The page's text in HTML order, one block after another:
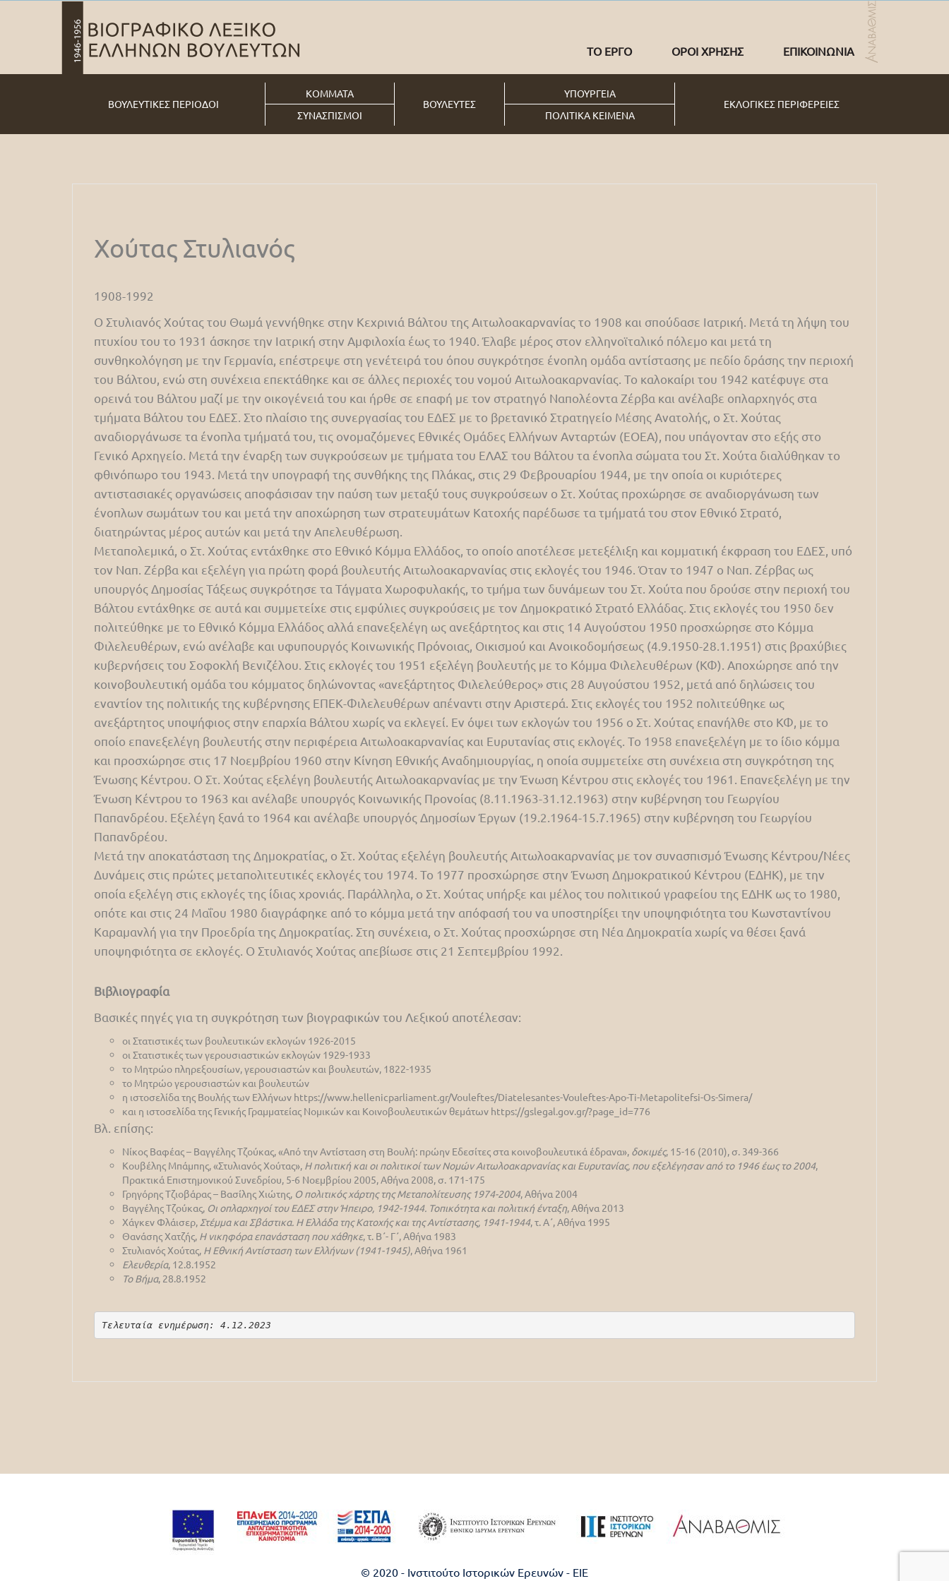
ΤΟ ΕΡΓΟ ΟΡΟΙ ΧΡΗΣΗΣ ΕΠΙΚΟΙΝΩΝΙΑ
ΒΟΥΛΕΥΤΙΚΕΣ ΠΕΡΙΟΔΟΙ
ΚΟΜΜΑΤΑ
ΒΟΥΛΕΥΤΕΣ
ΥΠΟΥΡΓΕΙΑ
ΕΚΛΟΓΙΚΕΣ ΠΕΡΙΦΕΡΕΙΕΣ
ΣΥΝΑΣΠΙΣΜΟΙ
ΠΟΛΙΤΙΚΑ ΚΕΙΜΕΝΑ
Χούτας Στυλιανός
1908-1992
Ο Στυλιανός Χούτας του Θωμά γεννήθηκε στην Κεχρινιά Βάλτου της Αιτωλοακαρνανίας το 1908 και σπούδασε Ιατρική. Μετά τη λήψη του
πτυχίου του το 1931 άσκησε την Ιατρική στην Αμφιλοχία έως το 1940. Έλαβε μέρος στον ελληνοϊταλικό πόλεμο και μετά τη
συνθηκολόγηση με την Γερμανία, επέστρεψε στη γενέτειρά του όπου συγκρότησε ένοπλη ομάδα αντίστασης με πεδίο δράσης την περιοχή
του Βάλτου, ενώ στη συνέχεια επεκτάθηκε και σε άλλες περιοχές του νομού Αιτωλοακαρνανίας. Το καλοκαίρι του 1942 κατέφυγε στα
ορεινά του Βάλτου μαζί με την οικογένειά του και ήρθε σε επαφή με τον στρατηγό Ναπολέοντα Ζέρβα και ανέλαβε οπλαρχηγός στα
τμήματα Βάλτου του ΕΔΕΣ. Στο πλαίσιο της συνεργασίας του ΕΔΕΣ με το βρετανικό Στρατηγείο Μέσης Ανατολής, ο Στ. Χούτας
αναδιοργάνωσε τα ένοπλα τμήματά του, τις ονομαζόμενες Εθνικές Ομάδες Ελλήνων Ανταρτών (ΕΟΕΑ), που υπάγονταν στο εξής στο
Γενικό Αρχηγείο. Μετά την έναρξη των συγκρούσεων με τμήματα του ΕΛΑΣ του Βάλτου τα ένοπλα σώματα του Στ. Χούτα διαλύθηκαν το
φθινόπωρο του 1943. Μετά την υπογραφή της συνθήκης της Πλάκας, στις 29 Φεβρουαρίου 1944, με την οποία οι κυριότερες
αντιστασιακές οργανώσεις αποφάσισαν την παύση των μεταξύ τους συγκρούσεων ο Στ. Χούτας προχώρησε σε αναδιοργάνωση των
ένοπλων σωμάτων του και μετά την αποχώρηση των στρατευμάτων Κατοχής παρέδωσε τα τμήματά του στον Εθνικό Στρατό,
διατηρώντας μέρος αυτών και μετά την Απελευθέρωση.
Μεταπολεμικά, ο Στ. Χούτας εντάχθηκε στο Εθνικό Κόμμα Ελλάδος, το οποίο αποτέλεσε μετεξέλιξη και κομματική έκφραση του ΕΔΕΣ, υπό
τον Ναπ. Ζέρβα και εξελέγη για πρώτη φορά βουλευτής Αιτωλοακαρνανίας στις εκλογές του 1946. Όταν το 1947 ο Ναπ. Ζέρβας ως
υπουργός Δημοσίας Τάξεως συγκρότησε τα Τάγματα Χωροφυλακής, το τμήμα των δυνάμεων του Στ. Χούτα που δρούσε στην περιοχή του
Βάλτου εντάχθηκε σε αυτά και συμμετείχε στις εμφύλιες συγκρούσεις με τον Δημοκρατικό Στρατό Ελλάδας. Στις εκλογές του 1950 δεν
πολιτεύθηκε με το Εθνικό Κόμμα Ελλάδος αλλά επανεξελέγη ως ανεξάρτητος και στις 14 Αυγούστου 1950 προσχώρησε στο Κόμμα
Φιλελευθέρων, ενώ ανέλαβε και υφυπουργός Κοινωνικής Πρόνοιας, Οικισμού και Ανοικοδομήσεως (4.9.1950-28.1.1951) στις βραχύβιες
κυβερνήσεις του Σοφοκλή Βενιζέλου. Στις εκλογές του 1951 εξελέγη βουλευτής με το Κόμμα Φιλελευθέρων (ΚΦ). Αποχώρησε από την
κοινοβουλευτική ομάδα του κόμματος δηλώνοντας «ανεξάρτητος Φιλελεύθερος» στις 28 Αυγούστου 1952, μετά από δηλώσεις του
εναντίον της πολιτικής της κυβέρνησης ΕΠΕΚ-Φιλελευθέρων απέναντι στην Αριστερά. Στις εκλογές του 1952 πολιτεύθηκε ως
ανεξάρτητος υποψήφιος στην επαρχία Βάλτου χωρίς να εκλεγεί. Εν όψει των εκλογών του 1956 ο Στ. Χούτας επανήλθε στο ΚΦ, με το
οποίο επανεξελέγη βουλευτής στην περιφέρεια Αιτωλοακαρνανίας και Ευρυτανίας στις εκλογές. Το 1958 επανεξελέγη με το ίδιο κόμμα
και προσχώρησε στις 17 Νοεμβρίου 1960 στην Κίνηση Εθνικής Αναδημιουργίας, η οποία συμμετείχε στη συνέχεια στη συγκρότηση της
Ένωσης Κέντρου. Ο Στ. Χούτας εξελέγη βουλευτής Αιτωλοακαρνανίας με την Ένωση Κέντρου στις εκλογές του 1961. Επανεξελέγη με την
Ένωση Κέντρου το 1963 και ανέλαβε υπουργός Κοινωνικής Προνοίας (8.11.1963-31.12.1963) στην κυβέρνηση του Γεωργίου
Παπανδρέου. Εξελέγη ξανά το 1964 και ανέλαβε υπουργός Δημοσίων Έργων (19.2.1964-15.7.1965) στην κυβέρνηση του Γεωργίου
Παπανδρέου.
Μετά την αποκατάσταση της Δημοκρατίας, ο Στ. Χούτας εξελέγη βουλευτής Αιτωλοακαρνανίας με τον συνασπισμό Ένωσης Κέντρου/Νέες
Δυνάμεις στις πρώτες μεταπολιτευτικές εκλογές του 1974. Το 1977 προσχώρησε στην Ένωση Δημοκρατικού Κέντρου (ΕΔΗΚ), με την
οποία εξελέγη στις εκλογές της ίδιας χρονιάς. Παράλληλα, ο Στ. Χούτας υπήρξε και μέλος του πολιτικού γραφείου της ΕΔΗΚ ως το 1980,
οπότε και στις 24 Μαΐου 1980 διαγράφηκε από το κόμμα μετά την απόφασή του να υποστηρίξει την υποψηφιότητα του Κωνσταντίνου
Καραμανλή για την Προεδρία της Δημοκρατίας. Στη συνέχεια, ο Στ. Χούτας προσχώρησε στη Νέα Δημοκρατία χωρίς να θέσει ξανά
υποψηφιότητα σε εκλογές. Ο Στυλιανός Χούτας απεβίωσε στις 21 Σεπτεμβρίου 1992.
Βιβλιογραφία
Βασικές πηγές για τη συγκρότηση των βιογραφικών του Λεξικού αποτέλεσαν:
οι Στατιστικές των βουλευτικών εκλογών 1926-2015
οι Στατιστικές των γερουσιαστικών εκλογών 1929-1933
το Μητρώο πληρεξουσίων, γερουσιαστών και βουλευτών, 1822-1935
το Μητρώο γερουσιαστών και βουλευτών
η ιστοσελίδα της Βουλής των Ελλήνων https://www.hellenicparliament.gr/Vouleftes/Diatelesantes-Vouleftes-Apo-Ti-Metapolitefsi-Os-Simera/
και η ιστοσελίδα της Γενικής Γραμματείας Νομικών και Κοινοβουλευτικών θεμάτων https://gslegal.gov.gr/?page_id=776
Βλ. επίσης:
Νίκος Βαφέας – Βαγγέλης Τζούκας, «Από την Αντίσταση στη Βουλή: πρώην Εδεσίτες στα κοινοβουλευτικά έδρανα», δοκιμές, 15-16 (2010), σ. 349-366
Κουβέλης Μπάμπης, «Στυλιανός Χούτας», Η πολιτική και οι πολιτικοί των Νομών Αιτωλοακαρνανίας και Ευρυτανίας, που εξελέγησαν από το 1946 έως το 2004,
Πρακτικά Επιστημονικού Συνεδρίου, 5-6 Νοεμβρίου 2005, Αθήνα 2008, σ. 171-175
Γρηγόρης Τζιοβάρας – Βασίλης Χιώτης, Ο πολιτικός χάρτης της Μεταπολίτευσης 1974-2004, Αθήνα 2004
Βαγγέλης Τζούκας, Οι οπλαρχηγοί του ΕΔΕΣ στην Ήπειρο, 1942-1944. Τοπικότητα και πολιτική ένταξη, Αθήνα 2013
Χάγκεν Φλάισερ, Στέμμα και Σβάστικα. Η Ελλάδα της Κατοχής και της Αντίστασης, 1941-1944, τ. Α΄, Αθήνα 1995
Θανάσης Χατζής, Η νικηφόρα επανάσταση που χάθηκε, τ. Β΄- Γ΄, Αθήνα 1983
Στυλιανός Χούτας, Η Εθνική Αντίσταση των Ελλήνων (1941-1945), Αθήνα 1961
Ελευθερία, 12.8.1952
Το Βήμα, 28.8.1952
Τελευταία ενημέρωση: 4.12.2023
© 2020 - Ινστιτούτο Ιστορικών Ερευνών - EIE